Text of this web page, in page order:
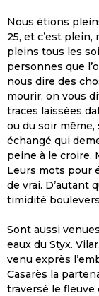
Nous étions
25, et c’est
pleins tous les
personnes que
nous dire des
mourir, on vous
traces laissées
ou du soir
échangé qui
peine à le croire.
Leurs mots pour
de vrai. D’autant
timidité
Sont aussi
eaux du Styx.
venu exprès
Casarès la
traversé le fleuve